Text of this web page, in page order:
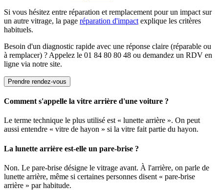
Si vous hésitez entre réparation et remplacement pour un impact sur
un autre vitrage, la page réparation d'impact explique les critères
habituels.
Besoin d'un diagnostic rapide avec une réponse claire (réparable ou
à remplacer) ? Appelez le 01 84 80 80 48 ou demandez un RDV en
ligne via notre site.
Prendre rendez-vous
Comment s'appelle la vitre arrière d'une voiture ?
Le terme technique le plus utilisé est « lunette arrière ». On peut
aussi entendre « vitre de hayon » si la vitre fait partie du hayon.
La lunette arrière est-elle un pare-brise ?
Non. Le pare-brise désigne le vitrage avant. À l'arrière, on parle de
lunette arrière, même si certaines personnes disent « pare-brise
arrière » par habitude.